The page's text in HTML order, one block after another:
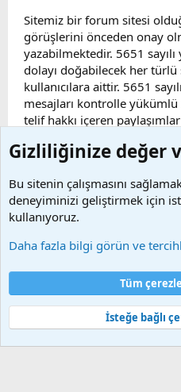
Sitemiz bir forum sitesi
görüşlerini önceden onay
yazabilmektedir. 5651
dolayı doğabilecek her
kullanıcılara aittir. 5651
mesajları kontrolle yükümlü
telif hakkı içeren paylaşımlar
kaldırılacaktır. Sitemizde
alınmaktadır. Telif hakları
Videoların hiç biri
Şartlar ve kurallar
Ana sayfa
Community platform by XenForo® ©
Bu forum XenGenTr © 2014 - 2026
Gizliliğinize değer
Bu sitenin çalışmasını
deneyiminizi geliştirmek için
kullanıyoruz.
Daha fazla bilgi görün ve
Tüm
İsteğe bağlı